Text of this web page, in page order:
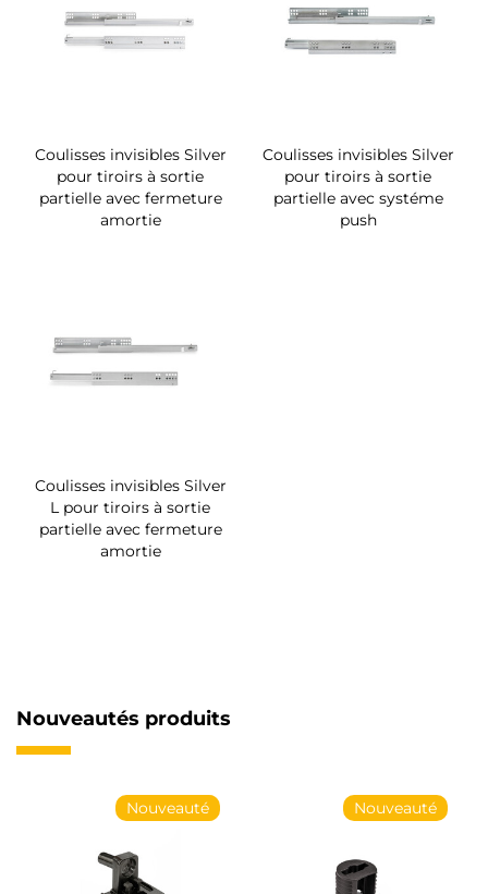
Coulisses invisibles Silver
pour tiroirs à sortie
partielle avec fermeture
amortie
Coulisses invisibles Silver
pour tiroirs à sortie
partielle avec systéme
push
Coulisses invisibles Silver
L pour tiroirs à sortie
partielle avec fermeture
amortie
Nouveautés produits
Nouveauté Nouveauté